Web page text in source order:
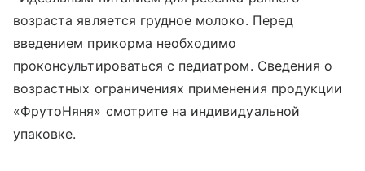
возраста является грудное молоко. Перед
введением прикорма необходимо
проконсультироваться с педиатром. Сведения о
возрастных ограничениях применения продукции
«ФрутоНяня» смотрите на индивидуальной
упаковке.